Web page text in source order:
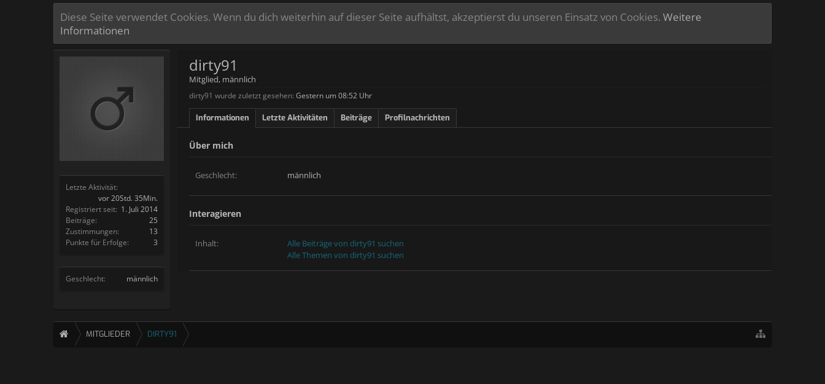
Diese Seite verwendet Cookies. Wenn du dich weiterhin auf dieser Seite aufhältst, akzeptierst du unseren Einsatz von Cookies. Weitere
Informationen
Letzte Aktivität:
vor 20Std. 35Min.
Registriert seit: 1. Juli 2014
Beiträge:
25
Zustimmungen:
13
Punkte für Erfolge:
3
Geschlecht: männlich
dirty91
Mitglied, männlich
dirty91 wurde zuletzt gesehen: Gestern um 08:52 Uhr
Informationen Letzte Aktivitäten Beiträge Profilnachrichten
Über mich
Geschlecht: männlich
Interagieren
Inhalt:
Alle Beiträge von dirty91 suchen
Alle Themen von dirty91 suchen
MITGLIEDER DIRTY91